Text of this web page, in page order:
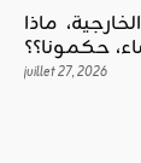
ماذا
حكمونا؟؟
juillet 27, 2026